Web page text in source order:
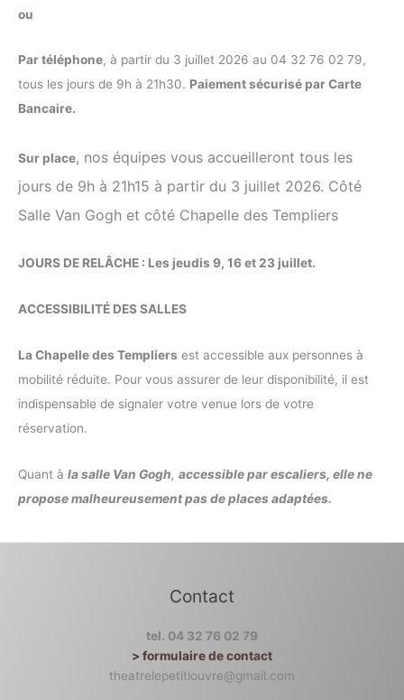
ou
Par téléphone, à partir du 3 juillet 2026 au 04 32 76 02 79,
tous les jours de 9h à 21h30. Paiement sécurisé par Carte
Bancaire.
Sur place, nos équipes vous accueilleront tous les
jours de 9h à 21h15 à partir du 3 juillet 2026. Côté
Salle Van Gogh et côté Chapelle des Templiers
JOURS DE RELÂCHE : Les jeudis 9, 16 et 23 juillet.
ACCESSIBILITÉ DES SALLES
La Chapelle des Templiers est accessible aux personnes à
mobilité réduite. Pour vous assurer de leur disponibilité, il est
indispensable de signaler votre venue lors de votre
réservation.
Quant à la salle Van Gogh, accessible par escaliers, elle ne
propose malheureusement pas de places adaptées.
Contact
tel. 04 32 76 02 79
> formulaire de contact
theatrelepetitlouvre@gmail.com